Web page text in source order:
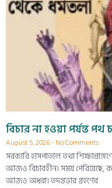
বিচার না হওয়া পর্যন্ত পথ
August 5, 2026 No Comments
সরকারি হাসপাতাল তথা
আজও বিচারহীন। সময় পেরিয়েছে,
আজও অধরা। তদন্তভার গ্রহণের